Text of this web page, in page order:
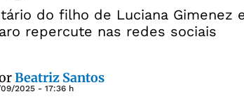
do filho de Luciana Gimenez
repercute nas redes sociais
Beatriz Santos
09/2025 - 17:36 h